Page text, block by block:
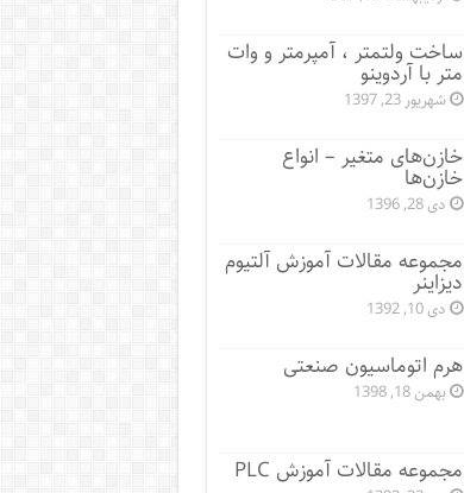
ساخت ولتمتر ، آمپرمتر و وات
متر با آردوینو
شهریور 23, 1397
خازن‌های متغیر – انواع
خازن‌ها
دی 28, 1396
مجموعه مقالات آموزش آلتیوم
دیزاینر
دی 10, 1392
هرم اتوماسیون صنعتی
بهمن 18, 1398
مجموعه مقالات آموزش PLC